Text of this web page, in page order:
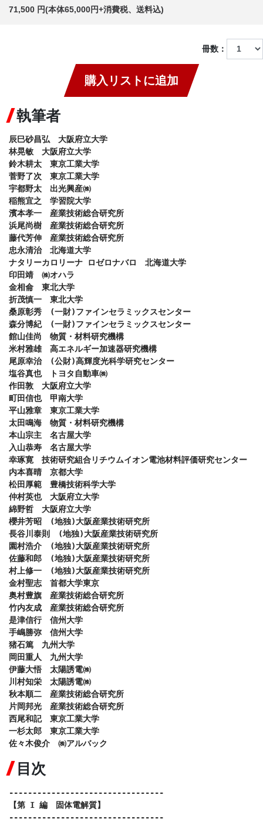
71,500 円(本体65,000円+消費税、送料込)
冊数：
購入リストに追加
執筆者
辰巳砂昌弘　大阪府立大学
林晃敏　大阪府立大学
鈴木耕太　東京工業大学
菅野了次　東京工業大学
宇都野太　出光興産㈱
稲熊宜之　学習院大学
濱本孝一　産業技術総合研究所
浜尾尚樹　産業技術総合研究所
藤代芳伸　産業技術総合研究所
忠永清治　北海道大学
ナタリーカロリーナ ロゼロナバロ　北海道大学
印田靖　㈱オハラ
金相侖　東北大学
折茂慎一　東北大学
桑原彰秀　(一財)ファインセラミックスセンター
森分博紀　(一財)ファインセラミックスセンター
館山佳尚　物質・材料研究機構
米村雅雄　高エネルギー加速器研究機構
尾原幸治　(公財)高輝度光科学研究センター
塩谷真也　トヨタ自動車㈱
作田敦　大阪府立大学
町田信也　甲南大学
平山雅章　東京工業大学
太田鳴海　物質・材料研究機構
本山宗主　名古屋大学
入山恭寿　名古屋大学
幸琢寛　技術研究組合リチウムイオン電池材料評価研究センター
内本喜晴　京都大学
松田厚範　豊橋技術科学大学
仲村英也　大阪府立大学
綿野哲　大阪府立大学
櫻井芳昭　(地独)大阪産業技術研究所
長谷川泰則　(地独)大阪産業技術研究所
園村浩介　(地独)大阪産業技術研究所
佐藤和郎　(地独)大阪産業技術研究所
村上修一　(地独)大阪産業技術研究所
金村聖志　首都大学東京
奥村豊旗　産業技術総合研究所
竹内友成　産業技術総合研究所
是津信行　信州大学
手嶋勝弥　信州大学
猪石篤　九州大学
岡田重人　九州大学
伊藤大悟　太陽誘電㈱
川村知栄　太陽誘電㈱
秋本順二　産業技術総合研究所
片岡邦光　産業技術総合研究所
西尾和記　東京工業大学
一杉太郎　東京工業大学
佐々木俊介　㈱アルバック
目次
---------------------------------
【第 I 編　固体電解質】
---------------------------------